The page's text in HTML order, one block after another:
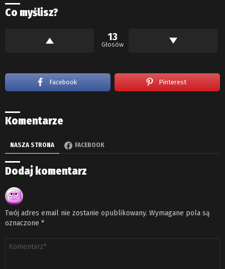
Co myślisz?
13
Głosów
Facebook Pinterest
Komentarze
NASZA STRONA FACEBOOK
Dodaj komentarz
Twój adres email nie zostanie opublikowany. Wymagane pola są
oznaczone *